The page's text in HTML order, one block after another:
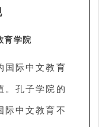
育学院
国际中文教育
。孔子学院的
际中文教育不